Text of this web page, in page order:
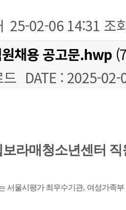
25-02-06 14:31 조
채용 공고문.hwp
DATE : 2025-
보라매청소년센터
서울시평가 최우수기관, 여성가족